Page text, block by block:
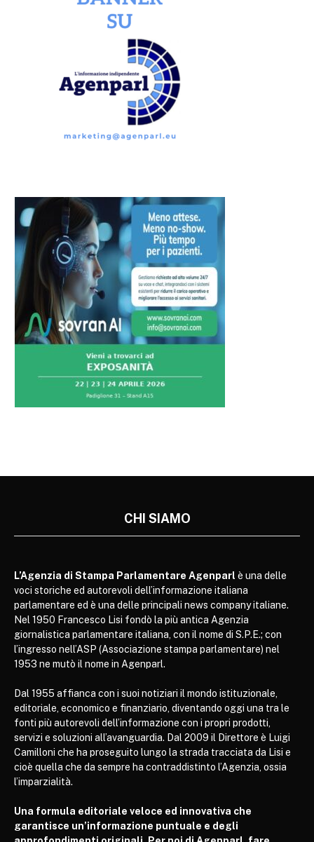
CHI SIAMO
L’Agenzia di Stampa Parlamentare Agenparl è una delle
voci storiche ed autorevoli dell’informazione italiana
parlamentare ed è una delle principali news company italiane.
Nel 1950 Francesco Lisi fondò la più antica Agenzia
giornalistica parlamentare italiana, con il nome di S.P.E.; con
l’ingresso nell’ASP (Associazione stampa parlamentare) nel
1953 ne mutò il nome in Agenparl.
Dal 1955 affianca con i suoi notiziari il mondo istituzionale,
editoriale, economico e finanziario, diventando oggi una tra le
fonti più autorevoli dell’informazione con i propri prodotti,
servizi e soluzioni all’avanguardia. Dal 2009 il Direttore è Luigi
Camilloni che ha proseguito lungo la strada tracciata da Lisi e
cioè quella che da sempre ha contraddistinto l’Agenzia, ossia
l’imparzialità.
Una formula editoriale veloce ed innovativa che
garantisce un’informazione puntuale e degli